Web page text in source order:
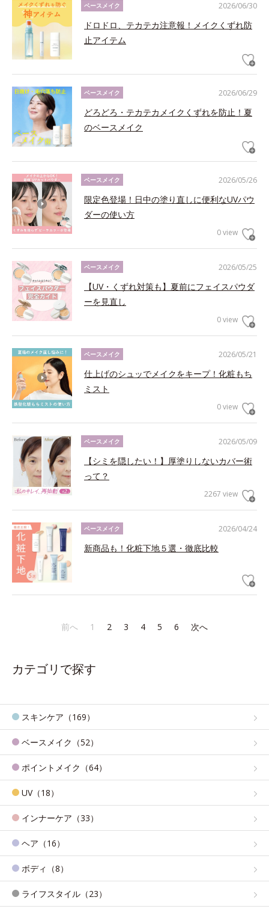
2026/06/30
ベースメイク
ドロドロ、テカテカ注意報！メイクくずれ防
止アイテム
2026/06/29
ベースメイク
どろどろ・テカテカメイクくずれを防止！夏
のベースメイク
2026/05/26
ベースメイク
限定色登場！日中の塗り直しに便利なUVパウ
ダーの使い方
0 view
2026/05/25
ベースメイク
【UV・くずれ対策も】夏前にフェイスパウダ
ーを見直し
0 view
2026/05/21
ベースメイク
仕上げのシュッでメイクをキープ！化粧もち
ミスト
0 view
2026/05/09
ベースメイク
【シミを隠したい！】厚塗りしないカバー術
って？
2267 view
2026/04/24
ベースメイク
新商品も！化粧下地５選・徹底比較
前へ 1 2 3 4 5 6 次へ
カテゴリで探す
スキンケア（169）
ベースメイク（52）
ポイントメイク（64）
UV（18）
インナーケア（33）
ヘア（16）
ボディ（8）
ライフスタイル（23）